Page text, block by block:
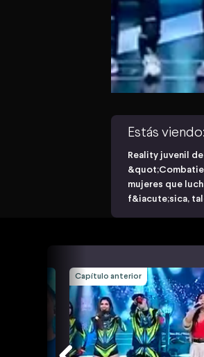
Estás viendo:
Reality juvenil
mujeres que
f&iacute;sica,
Capítulo anterior